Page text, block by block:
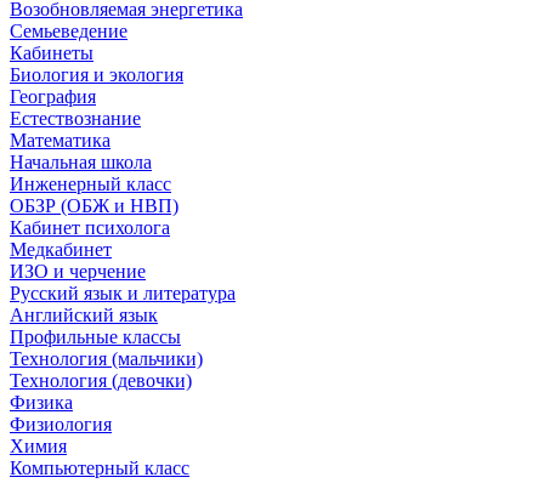
Возобновляемая энергетика
Семьеведение
Кабинеты
Биология и экология
География
Естествознание
Математика
Начальная школа
Инженерный класс
ОБЗР (ОБЖ и НВП)
Кабинет психолога
Медкабинет
ИЗО и черчение
Русский язык и литература
Английский язык
Профильные классы
Технология (мальчики)
Технология (девочки)
Физика
Физиология
Химия
Компьютерный класс